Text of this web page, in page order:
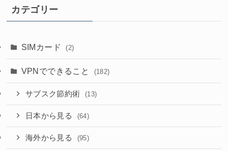
カテゴリー
SIMカード (2)
VPNでできること (182)
サブスク節約術 (13)
日本から見る (64)
海外から見る (95)